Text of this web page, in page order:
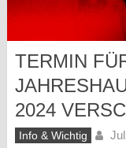
TERMIN
2024
Info & Wichtig